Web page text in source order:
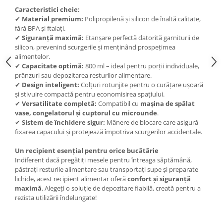
Smart Shake
Swanson
Under Armour
Universal
Vitargo
Weider
Zenana
Caracteristici cheie:
✔ Material premium: Polipropilenă și silicon de înaltă calitate,
fără BPA și ftalați.
✔ Siguranță maximă: Etanșare perfectă datorită garniturii de
silicon, prevenind scurgerile și menținând prospețimea
alimentelor.
✔ Capacitate optimă: 800 ml – ideal pentru porții individuale,
prânzuri sau depozitarea resturilor alimentare.
✔ Design inteligent: Colțuri rotunjite pentru o curățare ușoară
și stivuire compactă pentru economisirea spațiului.
✔ Versatilitate completă: Compatibil cu mașina de spălat
vase, congelatorul și cuptorul cu microunde.
✔ Sistem de închidere sigur: Mânere de blocare care asigură
fixarea capacului și protejează împotriva scurgerilor accidentale.
Un recipient esențial pentru orice bucătărie
Indiferent dacă pregătiți mesele pentru întreaga săptămână,
păstrați resturile alimentare sau transportați supe și preparate
lichide, acest recipient alimentar oferăconfort și siguranță
maximă. Alegeți o soluție de depozitare fiabilă, creată pentru a
rezista utilizării îndelungate!